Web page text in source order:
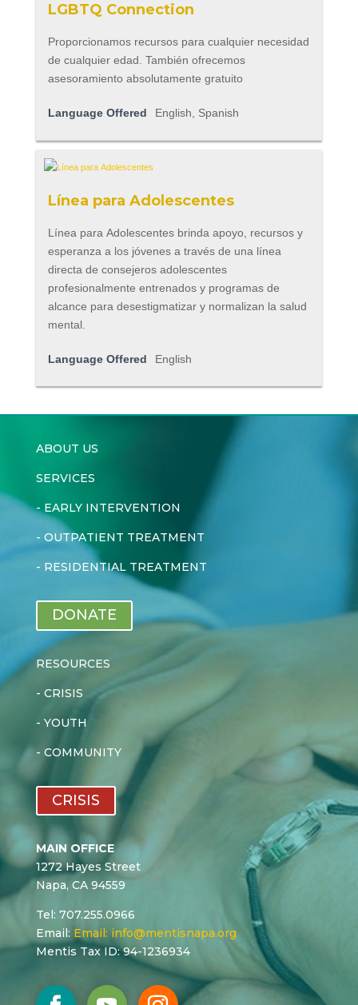
LGBTQ Connection
Proporcionamos recursos para cualquier necesidad
de cualquier edad. También ofrecemos
asesoramiento absolutamente gratuito
Language Offered English, Spanish
Línea para Adolescentes
Línea para Adolescentes brinda apoyo, recursos y
esperanza a los jóvenes a través de una línea
directa de consejeros adolescentes
profesionalmente entrenados y programas de
alcance para desestigmatizar y normalizan la salud
mental.
Language Offered English
ABOUT US
SERVICES
- EARLY INTERVENTION
- OUTPATIENT TREATMENT
- RESIDENTIAL TREATMENT
DONATE
RESOURCES
- CRISIS
- YOUTH
- COMMUNITY
CRISIS
MAIN OFFICE
1272 Hayes Street
Napa, CA 94559
Tel: 707.255.0966
Email: Email: info@mentisnapa.org
Mentis Tax ID: 94-1236934